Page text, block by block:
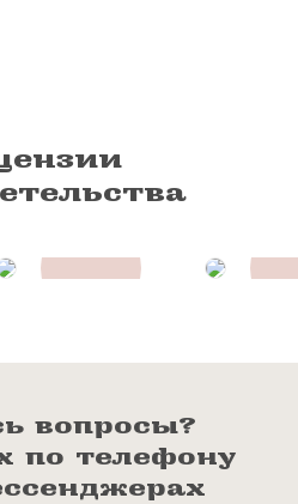
вопросы?
по телефону